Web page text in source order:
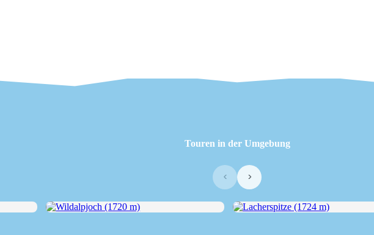
Touren in der Umgebung
‹ ›